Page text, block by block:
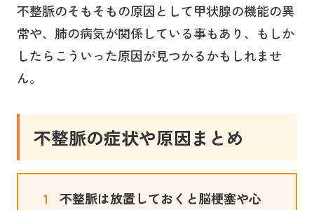
不整脈のそもそもの原因として甲状腺の機能の異
常や、肺の病気が関係している事もあり、もしか
したらこういった原因が見つかるかもしれませ
ん。
不整脈の症状や原因まとめ
不整脈は放置しておくと脳梗塞や心